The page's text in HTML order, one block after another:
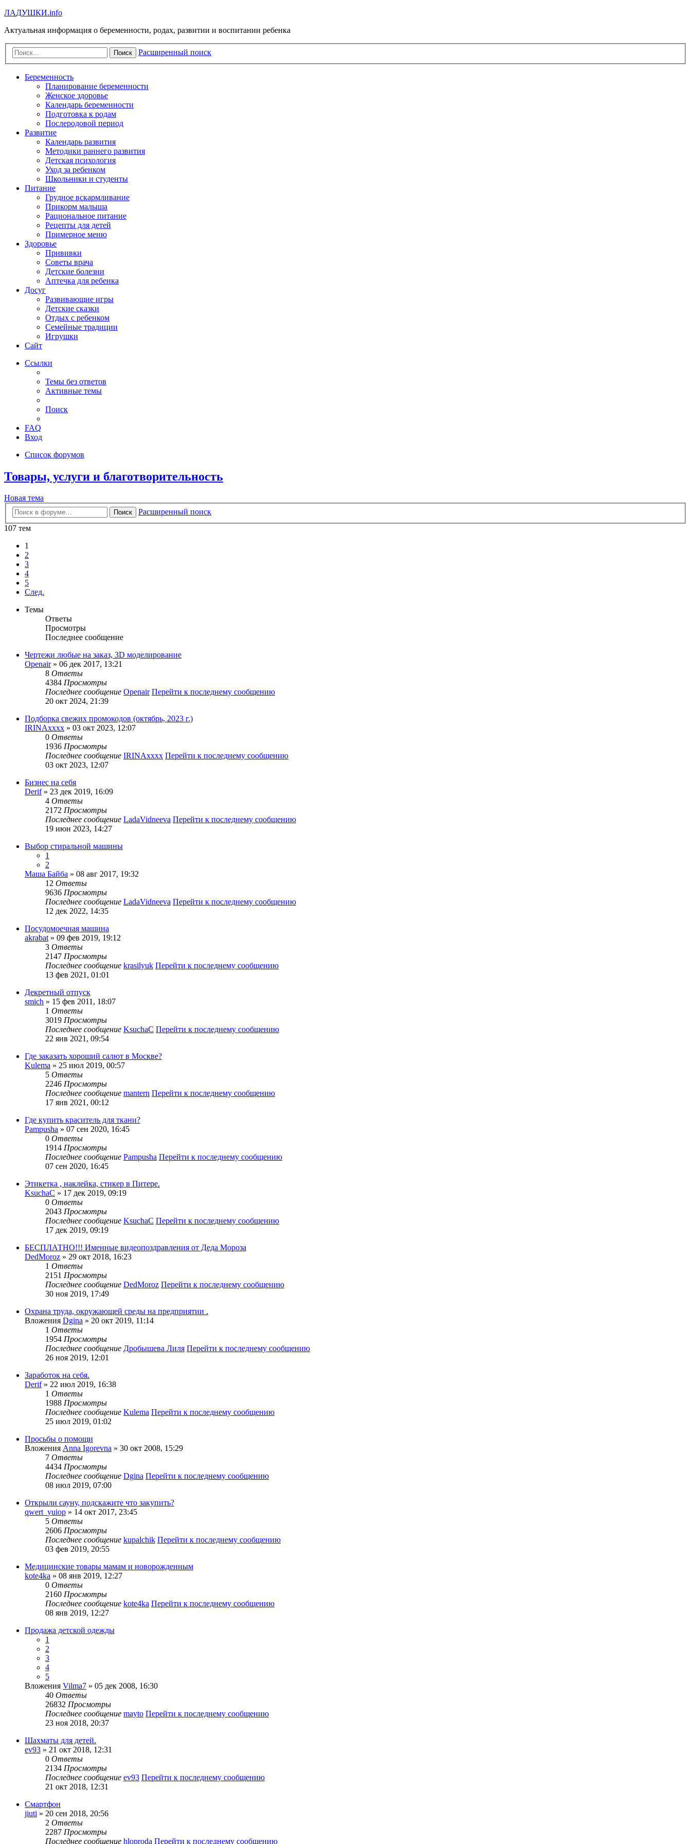
ЛАДУШКИ.info
Актуальная информация о беременности, родах, развитии и воспитании ребенка
Поиск Расширенный поиск
Беременность
Планирование беременности
Женское здоровье
Календарь беременности
Подготовка к родам
Послеродовой период
Развитие
Календарь развития
Методики раннего развития
Детская психология
Уход за ребенком
Школьники и студенты
Питание
Грудное вскармливание
Прикорм малыша
Рациональное питание
Рецепты для детей
Примерное меню
Здоровье
Прививки
Советы врача
Детские болезни
Аптечка для ребенка
Досуг
Развивающие игры
Детские сказки
Отдых с ребенком
Семейные традиции
Игрушки
Сайт
Ссылки
Темы без ответов
Активные темы
Поиск
FAQ
Вход
Список форумов
Товары, услуги и благотворительность
Новая тема
Поиск
Расширенный поиск
107 тем
1
2
3
4
5
След.
Темы
Ответы
Просмотры
Последнее сообщение
Чертежи любые на заказ, 3D моделирование
Openair» 06 дек 2017, 13:21
8 Ответы
4384 Просмотры
Последнее сообщение Openair Перейти к последнему сообщению
20 окт 2024, 21:39
Подборка свежих промокодов (октябрь, 2023 г.)
IRINAxxxx » 03 окт 2023, 12:07
0 Ответы
1936 Просмотры
Последнее сообщение IRINAxxxx Перейти к последнему сообщению
03 окт 2023, 12:07
Бизнес на себя
Derif» 23 дек 2019, 16:09
4 Ответы
2172 Просмотры
Последнее сообщение LadaVidneeva Перейти к последнему сообщению
19 июн 2023, 14:27
Выбор стиральной машины
1
2
Маша Байба » 08 авг 2017, 19:32
12 Ответы
9636 Просмотры
Последнее сообщение LadaVidneeva Перейти к последнему сообщению
12 дек 2022, 14:35
Посудомоечная машина
akrabat » 09 фев 2019, 19:12
3 Ответы
2147 Просмотры
Последнее сообщение krasilyuk Перейти к последнему сообщению
13 фев 2021, 01:01
Декретный отпуск
smich » 15 фев 2011, 18:07
1 Ответы
3019 Просмотры
Последнее сообщение KsuchaC Перейти к последнему сообщению
22 янв 2021, 09:54
Где заказать хороший салют в Москве?
Kulema » 25 июл 2019, 00:57
5 Ответы
2246 Просмотры
Последнее сообщение mantern Перейти к последнему сообщению
17 янв 2021, 00:12
Где купить краситель для ткани?
Pampusha » 07 сен 2020, 16:45
0 Ответы
1914 Просмотры
Последнее сообщение Pampusha Перейти к последнему сообщению
07 сен 2020, 16:45
Этикетка , наклейка, стикер в Питере.
KsuchaC » 17 дек 2019, 09:19
0 Ответы
2043 Просмотры
Последнее сообщение KsuchaC Перейти к последнему сообщению
17 дек 2019, 09:19
БЕСПЛАТНО!!! Именные видеопоздравления от Деда Мороза
DedMoroz » 29 окт 2018, 16:23
1 Ответы
2151 Просмотры
Последнее сообщение DedMoroz Перейти к последнему сообщению
30 ноя 2019, 17:49
Охрана труда, окружающей среды на предприятии .
Вложения Dgina » 20 окт 2019, 11:14
1 Ответы
1954 Просмотры
Последнее сообщение Дробышева Лиля Перейти к последнему сообщению
26 ноя 2019, 12:01
Заработок на себя.
Derif» 22 июл 2019, 16:38
1 Ответы
1988 Просмотры
Последнее сообщение Kulema Перейти к последнему сообщению
25 июл 2019, 01:02
Просьбы о помощи
Вложения Anna Igorevna » 30 окт 2008, 15:29
7 Ответы
4434 Просмотры
Последнее сообщение Dgina Перейти к последнему сообщению
08 июл 2019, 07:00
Открыли сауну, подскажите что закупить?
qwert_yuiop » 14 окт 2017, 23:45
5 Ответы
2606 Просмотры
Последнее сообщение kupalchik Перейти к последнему сообщению
03 фев 2019, 20:55
Медицинские товары мамам и новорожденным
kote4ka » 08 янв 2019, 12:27
0 Ответы
2160 Просмотры
Последнее сообщение kote4ka Перейти к последнему сообщению
08 янв 2019, 12:27
Продажа детской одежды
1
2
3
4
5
Вложения Vilma7 » 05 дек 2008, 16:30
40 Ответы
26832 Просмотры
Последнее сообщение mayto Перейти к последнему сообщению
23 ноя 2018, 20:37
Шахматы для детей.
ev93 » 21 окт 2018, 12:31
0 Ответы
2134 Просмотры
Последнее сообщение ev93 Перейти к последнему сообщению
21 окт 2018, 12:31
Смартфон
jiuti » 20 сен 2018, 20:56
2 Ответы
2287 Просмотры
Последнее сообщение hloproda Перейти к последнему сообщению